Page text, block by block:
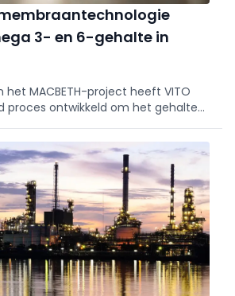
3- en 6-gehalte in
het MACBETH-project heeft VITO
proces ontwikkeld om het gehalte